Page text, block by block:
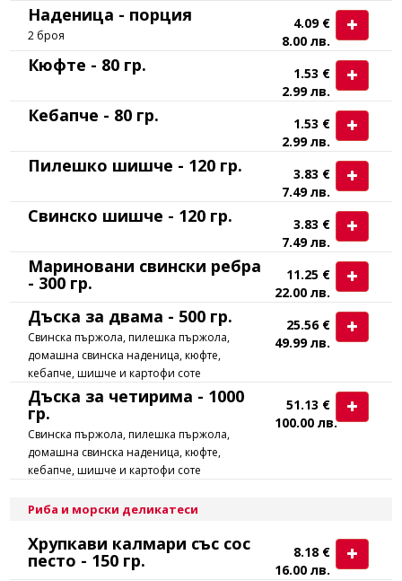
Наденица - порция
2 броя
4.09 €
8.00 лв.
Кюфте - 80 гр.
1.53 €
2.99 лв.
Кебапче - 80 гр.
1.53 €
2.99 лв.
Пилешко шишче - 120 гр.
3.83 €
7.49 лв.
Свинско шишче - 120 гр.
3.83 €
7.49 лв.
Мариновани свински ребра
- 300 гр.
11.25 €
22.00 лв.
Дъска за двама - 500 гр.
Свинска пържола, пилешка пържола,
домашна свинска наденица, кюфте,
кебапче, шишче и картофи соте
25.56 €
49.99 лв.
Дъска за четирима - 1000
гр.
Свинска пържола, пилешка пържола,
домашна свинска наденица, кюфте,
кебапче, шишче и картофи соте
51.13 €
100.00 лв.
Риба и морски деликатеси
Хрупкави калмари със сос
песто - 150 гр.
8.18 €
16.00 лв.